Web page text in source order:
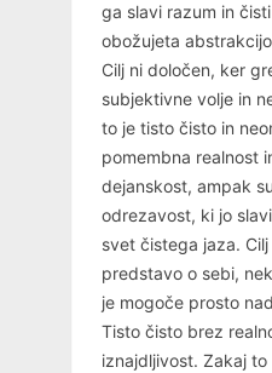
ga slavi razum in
obožujeta
Cilj ni določen, ker
subjektivne volje in
to je tisto čisto in
pomembna realnost
dejanskost, ampak
odrezavost, ki jo
svet čistega jaza.
predstavo o sebi,
je mogoče prosto
Tisto čisto brez
iznajdljivost. Zakaj